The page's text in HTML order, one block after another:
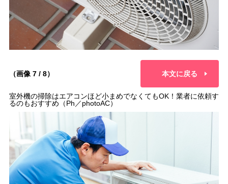
（画像 7 / 8） 本文に戻る
室外機の掃除はエアコンほど小まめでなくてもOK！業者に依頼す
るのもおすすめ（Ph／photoAC）